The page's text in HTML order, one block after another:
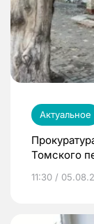
Актуальное
Томского
11:30 /